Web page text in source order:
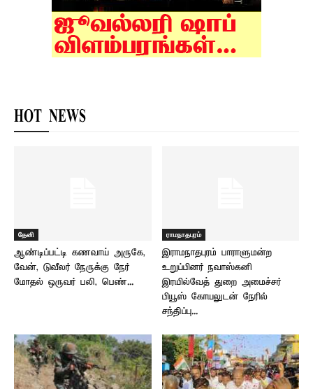
HOT NEWS
தேனி
ஆண்டிப்பட்டி கணவாய் அருகே,
வேன், டுவீலர் நேருக்கு நேர்
மோதல் ஒருவர் பலி, பெண்...
ராமநாதபுரம்
இராமநாதபுரம் பாராளுமன்ற
உறுப்பினர் நவாஸ்கனி
இரயில்வேத் துறை அமைச்சர்
பியூஸ் கோயலுடன் நேரில்
சந்திப்பு...